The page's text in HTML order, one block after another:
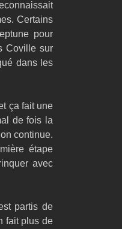
Certains
pour
Coville sur
dans les
ça fait une
de fois la
continue.
étape
avec
partis de
fait plus de